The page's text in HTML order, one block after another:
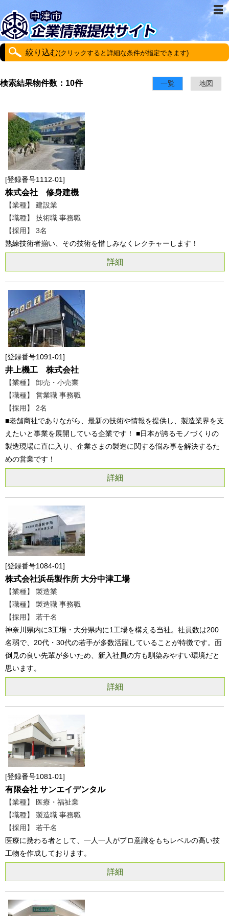
絞り込む(クリックすると詳細な条件が指定できます)
検索結果物件数：10件 地図
一覧
登録番号1112-01
株式会社 修身建機
【業種】 建設業
【職種】 技術職 事務職
【採用】 3名
熟練技術者揃い、その技術を惜しみなくレクチャーします！
詳細
登録番号1091-01
井上機工 株式会社
【業種】 卸売・小売業
【職種】 営業職 事務職
【採用】 2名
■老舗商社でありながら、最新の技術や情報を提供し、製造業界を支
えたいと事業を展開している企業です！ ■日本が誇るモノづくりの
製造現場に直に入り、企業さまの製造に関する悩み事を解決するた
めの営業です！
詳細
登録番号1084-01
株式会社浜岳製作所 大分中津工場
【業種】 製造業
【職種】 製造職 事務職
【採用】 若干名
神奈川県内に3工場・大分県内に1工場を構える当社。社員数は200
名弱で、20代・30代の若手が多数活躍していることが特徴です。面
倒見の良い先輩が多いため、新入社員の方も馴染みやすい環境だと
思います。
詳細
登録番号1081-01
有限会社 サンエイデンタル
【業種】 医療・福祉業
【職種】 製造職 事務職
【採用】 若干名
医療に携わる者として、一人一人がプロ意識をもちレベルの高い技
工物を作成しております。
詳細